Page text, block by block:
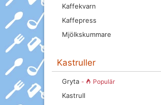
Kaffekvarn
Kaffepress
Mjölkskummare
Kastruller
Gryta - Populär
Kastrull